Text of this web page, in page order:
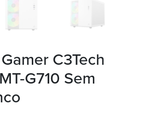
C3Tech
G710 Sem